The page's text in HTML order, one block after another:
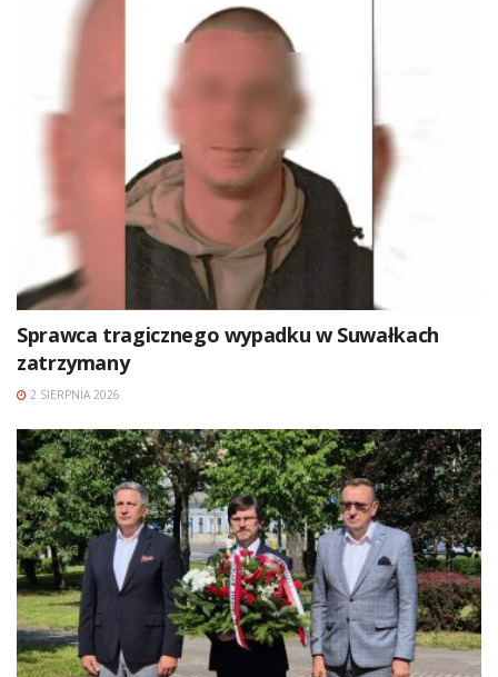
Sprawca tragicznego wypadku w Suwałkach
zatrzymany
2 SIERPNIA 2026